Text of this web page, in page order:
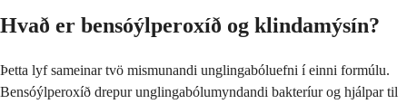
Hvað er bensóýlperoxíð og klindamýsín?
Þetta lyf sameinar tvö mismunandi unglingabóluefni í einni formúlu.
Bensóýlperoxíð drepur unglingabólumyndandi bakteríur og hjálpar til